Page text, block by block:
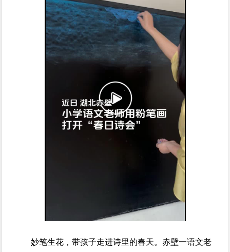
妙笔生花，带孩子走进诗里的春天。赤壁一语文老